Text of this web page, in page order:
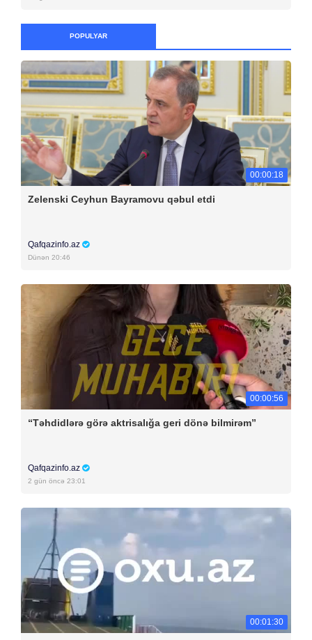
POPULYAR
00:00:18
Zelenski Ceyhun Bayramovu qəbul etdi
Qafqazinfo.az
Dünən 20:46
00:00:56
“Təhdidlərə görə aktrisalığa geri dönə bilmirəm”
Qafqazinfo.az
2 gün öncə 23:01
00:01:30